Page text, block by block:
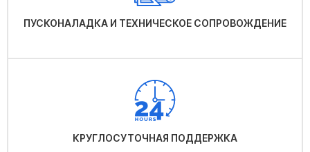
ПУСКОНАЛАДКА И ТЕХНИЧЕСКОЕ СОПРОВОЖДЕНИЕ
КРУГЛОСУТОЧНАЯ ПОДДЕРЖКА